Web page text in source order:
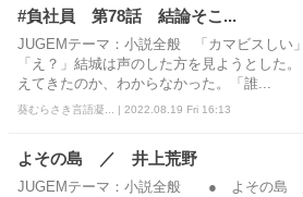
#負社員 第78話 結論そこ...
JUGEMテーマ：小説全般 「カマビスしい
「え？」結城は声のした方を見ようとした
えてきたのか、わからなかった。「誰...
葵むらさき言語凝... | 2022.08.19 Fri 16:13
よその島 ／ 井上荒野
JUGEMテーマ：小説全般 ● よその島